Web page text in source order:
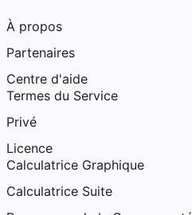
À propos
Partenaires
Centre d'aide
Termes du Service
Privé
Licence
Calculatrice Graphique
Calculatrice Suite